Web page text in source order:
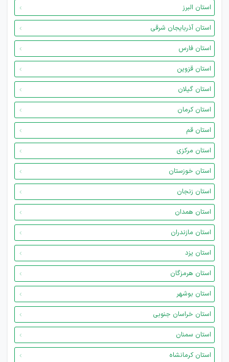
استان البرز
استان آذربایجان شرقی
استان فارس
استان قزوین
استان گیلان
استان کرمان
استان قم
استان مرکزی
استان خوزستان
استان زنجان
استان همدان
استان مازندران
استان یزد
استان هرمزگان
استان بوشهر
استان خراسان جنوبی
استان سمنان
استان کرمانشاه